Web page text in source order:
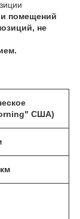
помещений
не
США)